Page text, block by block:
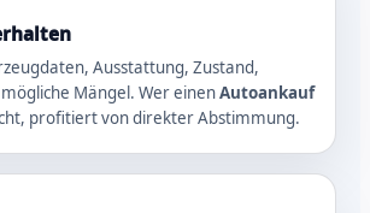
Ausstattung, Zustand,
Mängel. Wer einenAutoankauf
profitiert von direkter Abstimmung.